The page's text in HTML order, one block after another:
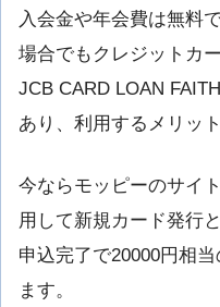
入会金や年会費は無料
場合でもクレジットカ
JCB CARD LOAN
あり、利用するメリッ
今ならモッピーのサイ
用して新規カード発行
申込完了で20000円相
ます。